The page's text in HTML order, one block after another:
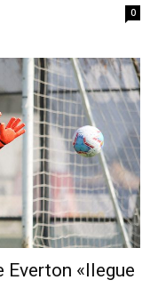
0
Everton «llegue